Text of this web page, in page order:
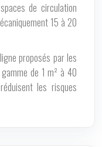
de circulation
15 à 20
proposés par les
de 1 m² à 40
les risques